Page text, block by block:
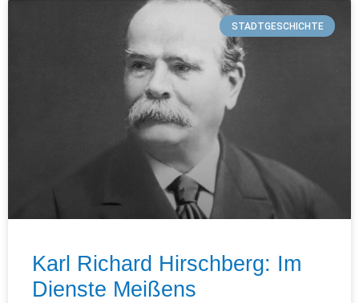
STADTGESCHICHTE
Karl Richard Hirschberg: Im
Dienste Meißens